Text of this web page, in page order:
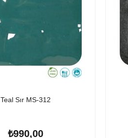
Teal Sır MS-312
₺990,00